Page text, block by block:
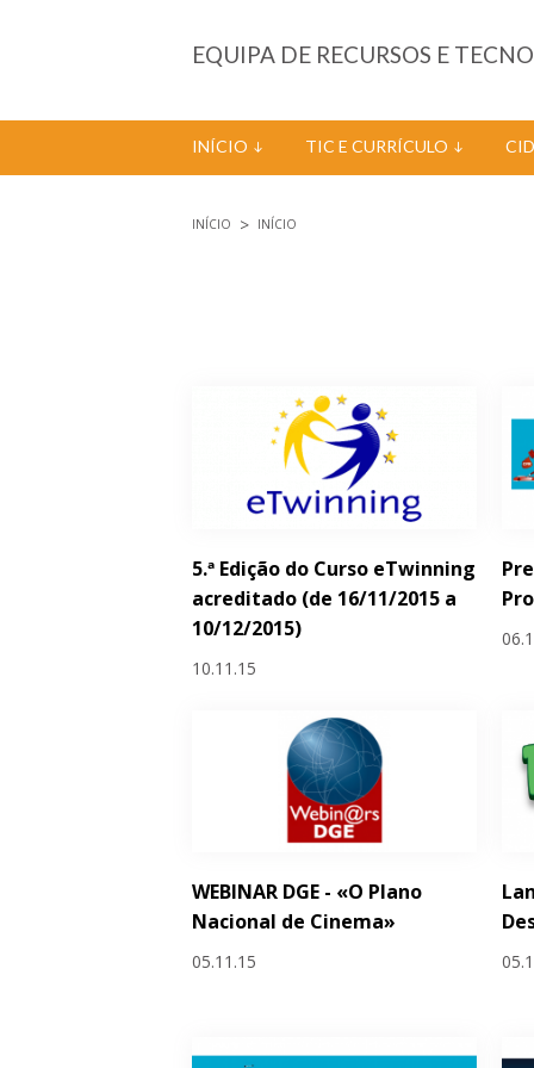
EQUIPA DE RECURSOS E
INÍCIO TIC E CURRÍCULO
INÍCIO INÍCIO
5.ª Edição do Curso eTwinning
acreditado (de 16/11/2015 a
10/12/2015)
10.11.15
WEBINAR DGE - «O Plano
Nacional de Cinema»
05.11.15
Páginas